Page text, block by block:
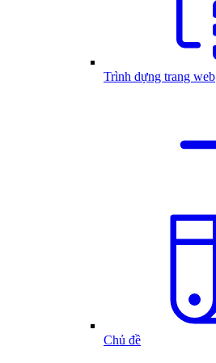
Trình dựng trang web
Chủ đề